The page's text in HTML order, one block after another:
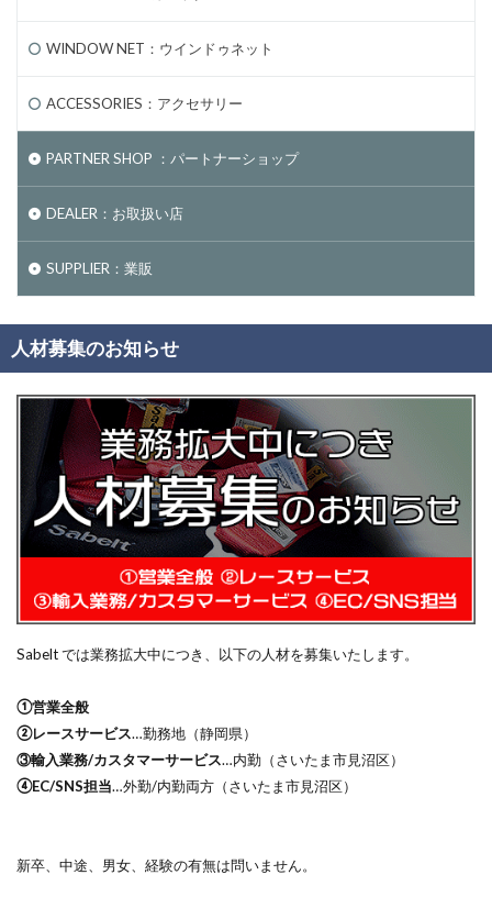
WINDOW NET：ウインドゥネット
ACCESSORIES：アクセサリー
PARTNER SHOP ：パートナーショップ
DEALER：お取扱い店
SUPPLIER：業販
人材募集のお知らせ
Sabelt では業務拡大中につき、以下の人材を募集いたします。
①営業全般
②レースサービス…勤務地（静岡県）
③輸入業務/カスタマーサービス…内勤（さいたま市見沼区）
④EC/SNS担当…外勤/内勤両方（さいたま市見沼区）
新卒、中途、男女、経験の有無は問いません。